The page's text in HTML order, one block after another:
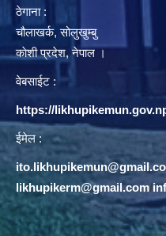
ठेगाना :
चौलाखर्क, सोलुखुम्बु
काेशी प्रदेश, नेपाल ।
वेबसाईट :
https://
ईमेल :
likhupikerm@gmail.com/